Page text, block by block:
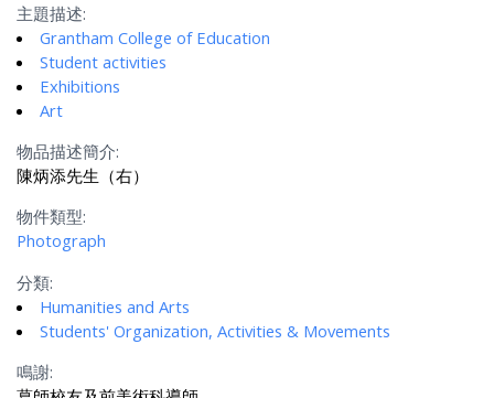
主題描述:
Grantham College of Education
Student activities
Exhibitions
Art
物品描述簡介:
陳炳添先生（右）
物件類型:
Photograph
分類:
Humanities and Arts
Students' Organization, Activities & Movements
鳴謝: